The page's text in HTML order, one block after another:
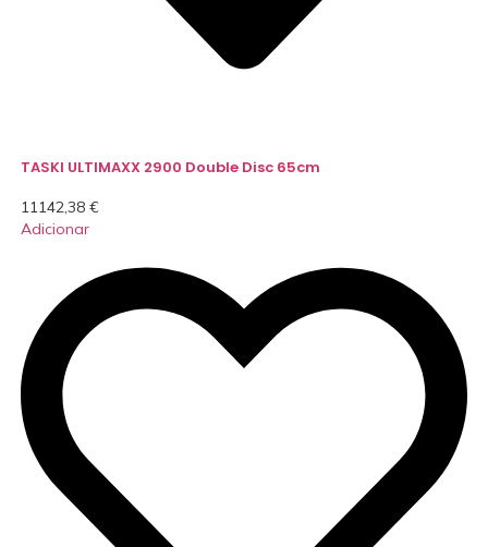
TASKI ULTIMAXX 2900 Double Disc 65cm
11142,38 €
Adicionar